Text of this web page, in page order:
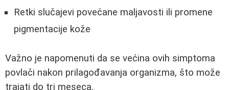
Retki slučajevi povećane maljavosti ili promene
pigmentacije kože
Važno je napomenuti da se većina ovih simptoma
povlači nakon prilagođavanja organizma, što može
trajati do tri meseca.